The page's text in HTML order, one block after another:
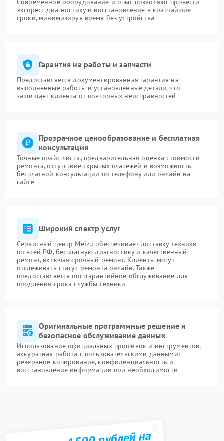
Современное оборудование и опыт позволяют провести
экспресс-диагностику и восстановление в кратчайшие
сроки, минимизируя время без устройства
Гарантия на работы и запчасти
Предоставляется документированная гарантия на
выполненные работы и установленные детали, что
защищает клиента от повторных неисправностей
Прозрачное ценообразование и бесплатная
консультация
Точные прайс-листы, предварительная оценка стоимости
ремонта, отсутствие скрытых платежей и возможность
бесплатной консультации по телефону или онлайн на
сайте
Широкий спектр услуг
Сервисный центр Meizu обеспечивает доставку техники
по всей РФ, бесплатную диагностику и качественный
ремонт, включая срочный ремонт. Клиенты могут
отслеживать статус ремонта онлайн. Также
предоставляется постгарантийное обслуживание для
продления срока службы техники
Оригинальные программные решение и
безопасное обслуживание данных
Использование официальных прошивок и инструментов,
аккуратная работа с пользовательскими данными:
резервное копирование, конфиденциальность и
восстановление информации при необходимости